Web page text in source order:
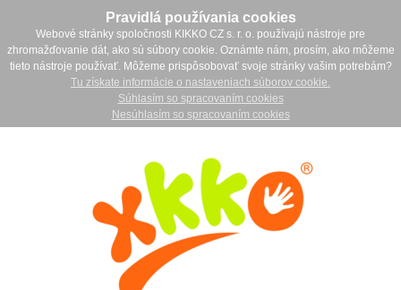
Pravidlá používania cookies
Webové stránky spoločnosti KIKKO CZ s. r. o. používajú nástroje pre
zhromažďovanie dát, ako sú súbory cookie. Oznámte nám, prosím, ako môžeme
tieto nástroje používať. Môžeme prispôsobovať svoje stránky vašim potrebám?
Tu získate informácie o nastaveniach súborov cookie.
Súhlasím so spracovaním cookies
Nesúhlasím so spracovaním cookies